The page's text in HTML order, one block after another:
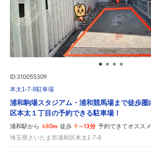
ID:310055309
本太1-7-8駐車場
浦和駒場スタジアム・浦和競馬場まで徒歩
区本太１丁目の予約できる駐車場！
浦和駅から 680m 徒歩 9～13分 予約できてオススメ
埼玉県さいたま市浦和区本太1-7-8